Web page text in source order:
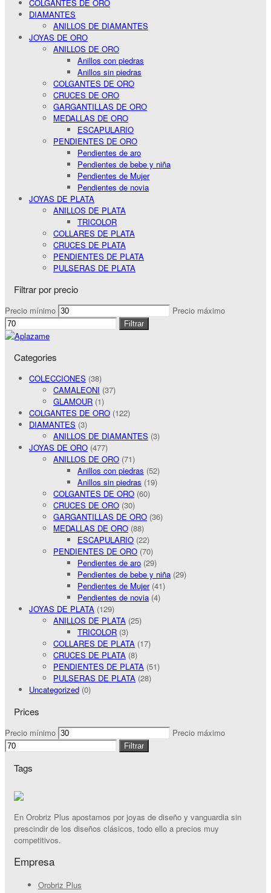
COLGANTES DE ORO
DIAMANTES
ANILLOS DE DIAMANTES
JOYAS DE ORO
ANILLOS DE ORO
Anillos con piedras
Anillos sin piedras
COLGANTES DE ORO
CRUCES DE ORO
GARGANTILLAS DE ORO
MEDALLAS DE ORO
ESCAPULARIO
PENDIENTES DE ORO
Pendientes de aro
Pendientes de bebe y niña
Pendientes de Mujer
Pendientes de novia
JOYAS DE PLATA
ANILLOS DE PLATA
TRICOLOR
COLLARES DE PLATA
CRUCES DE PLATA
PENDIENTES DE PLATA
PULSERAS DE PLATA
Filtrar por precio
Precio mínimo Precio máximo
Filtrar
Categories
COLECCIONES (38)
CAMALEONI (37)
GLAMOUR (1)
COLGANTES DE ORO (122)
DIAMANTES (3)
ANILLOS DE DIAMANTES (3)
JOYAS DE ORO (477)
ANILLOS DE ORO (71)
Anillos con piedras (52)
Anillos sin piedras (19)
COLGANTES DE ORO (60)
CRUCES DE ORO (30)
GARGANTILLAS DE ORO (36)
MEDALLAS DE ORO (88)
ESCAPULARIO (22)
PENDIENTES DE ORO (70)
Pendientes de aro (29)
Pendientes de bebe y niña (29)
Pendientes de Mujer (41)
Pendientes de novia (4)
JOYAS DE PLATA (129)
ANILLOS DE PLATA (25)
TRICOLOR (3)
COLLARES DE PLATA (17)
CRUCES DE PLATA (8)
PENDIENTES DE PLATA (51)
PULSERAS DE PLATA (28)
Uncategorized (0)
Prices
Precio mínimo Precio máximo
Filtrar
Tags
En Orobriz Plus apostamos por joyas de diseño y vanguardia sin
prescindir de los diseños clásicos, todo ello a precios muy
competitivos.
Empresa
Orobriz Plus